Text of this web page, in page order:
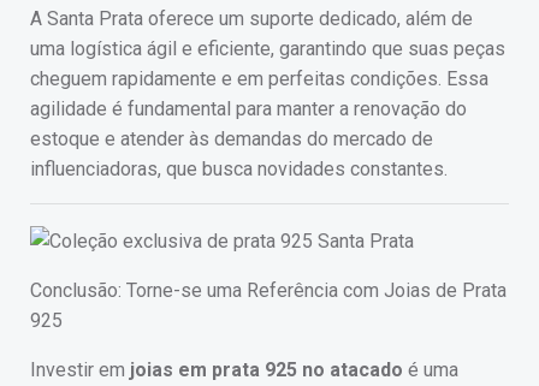
A Santa Prata oferece um suporte dedicado, além de
uma logística ágil e eficiente, garantindo que suas peças
cheguem rapidamente e em perfeitas condições. Essa
agilidade é fundamental para manter a renovação do
estoque e atender às demandas do mercado de
influenciadoras, que busca novidades constantes.
Conclusão: Torne-se uma Referência com Joias de Prata
925
Investir em joias em prata 925 no atacado é uma